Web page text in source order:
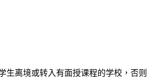
生离境或转入有面授课程的学校，否则